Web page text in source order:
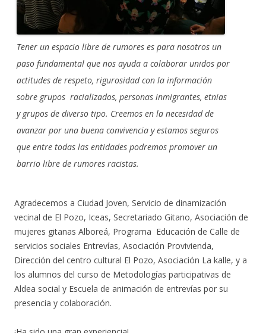
Tener un espacio libre de rumores es para nosotros un
paso fundamental que nos ayuda a colaborar unidos por
actitudes de respeto, rigurosidad con la información
sobre grupos racializados, personas inmigrantes, etnias
y grupos de diverso tipo. Creemos en la necesidad de
avanzar por una buena convivencia y estamos seguros
que entre todas las entidades podremos promover un
barrio libre de rumores racistas.
Agradecemos a Ciudad Joven, Servicio de dinamización
vecinal de El Pozo, Iceas, Secretariado Gitano, Asociación de
mujeres gitanas Alboreá, Programa Educación de Calle de
servicios sociales Entrevías, Asociación Provivienda,
Dirección del centro cultural El Pozo, Asociación La kalle, y a
los alumnos del curso de Metodologías participativas de
Aldea social y Escuela de animación de entrevías por su
presencia y colaboración.